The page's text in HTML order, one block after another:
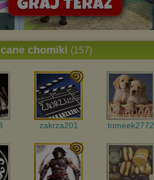
pod adresem
chomiki (157)
zakrza201 tomeek2772